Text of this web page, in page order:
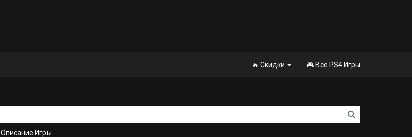
🔥 Скидки 🎮 Все PS4 Игры
Описание Игры